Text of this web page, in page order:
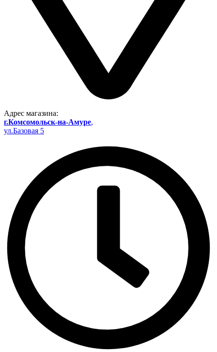
Адрес магазина:
г.Комсомольск-на-Амуре,
ул.Базовая 5